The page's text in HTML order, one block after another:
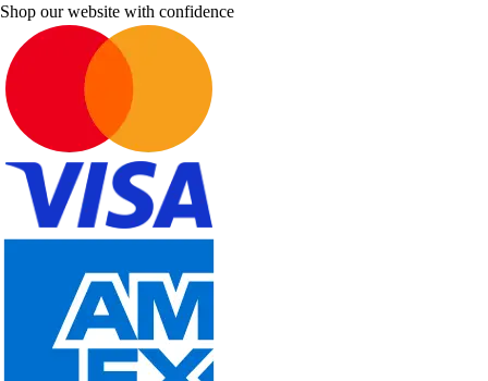
Shop our website with confidence